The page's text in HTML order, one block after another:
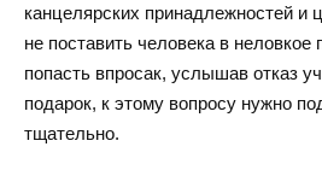
канцелярских принадлежностей и
не поставить человека в
попасть впросак, услышав отказ
подарок, к этому вопросу нужно
тщательно.